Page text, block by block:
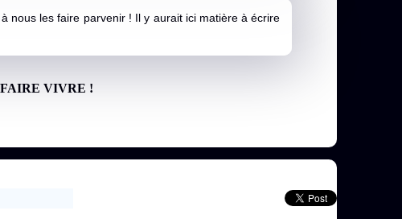
nous les faire parvenir ! Il y aurait ici matière à écrire
VIVRE !